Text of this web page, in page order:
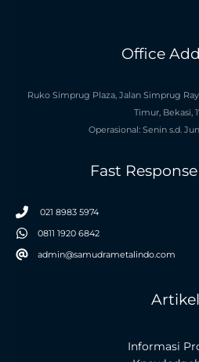
Office
Ruko Simprug Plaza, Jalan Simprug
Timur, Bekasi,
Operasional: Senin s.d.
Fast
021 8983 5974
0811 1920 6842
admin@samudrametalindo.com
Artikel
Informasi